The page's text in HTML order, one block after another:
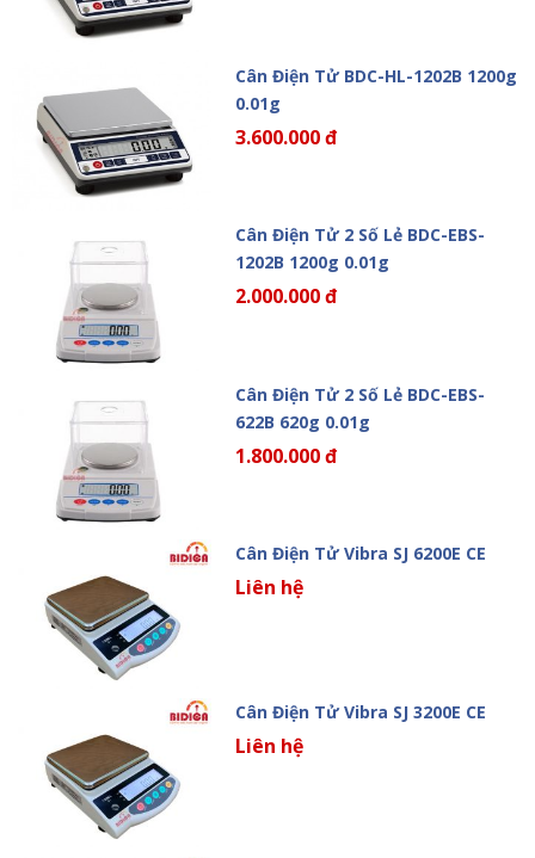
Cân Điện Tử BDC-HL-1202B 1200g
0.01g
3.600.000 đ
Cân Điện Tử 2 Số Lẻ BDC-EBS-
1202B 1200g 0.01g
2.000.000 đ
Cân Điện Tử 2 Số Lẻ BDC-EBS-
622B 620g 0.01g
1.800.000 đ
Cân Điện Tử Vibra SJ 6200E CE
Liên hệ
Cân Điện Tử Vibra SJ 3200E CE
Liên hệ